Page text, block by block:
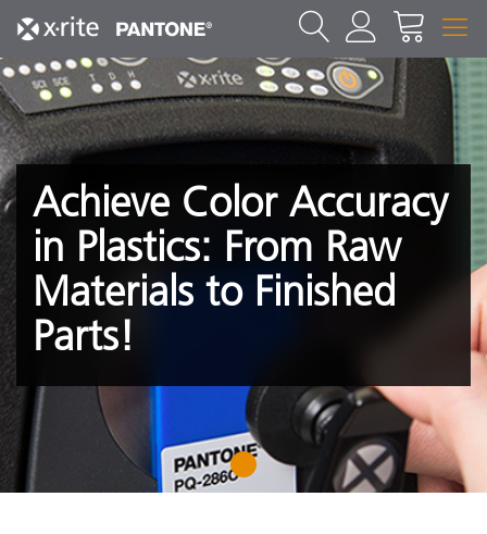
Achieve Color Accuracy
in Plastics: From Raw
Materials to Finished
Parts!
1